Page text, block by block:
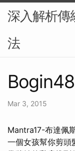
深入解析傳
法
Mar 3, 2015
Mantra17-布達佩
一個女孩幫你剪頭